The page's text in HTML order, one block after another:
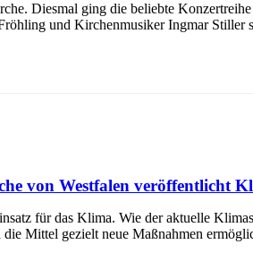
Diesmal ging die beliebte
und Kirchenmusiker Ingmar
von Westfalen veröffentlicht
für das Klima. Wie der aktuelle
Mittel gezielt neue Maßnahmen